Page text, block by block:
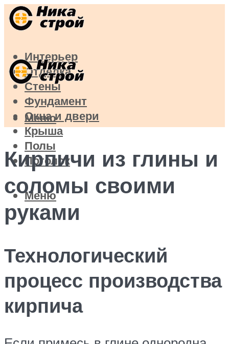
Интерьер
Отделка
Стены
Фундамент
Окна и двери
Крыша
Полы
Потолок
Меню
Меню
Кирпичи из глины и
соломы своими
руками
Технологический
процесс производства
кирпича